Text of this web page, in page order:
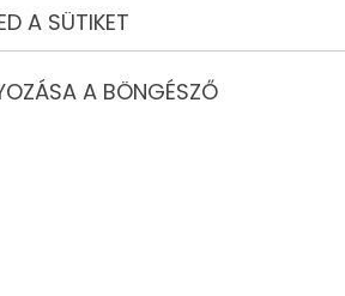
A SÜTIKET
A BÖNGÉSZŐ